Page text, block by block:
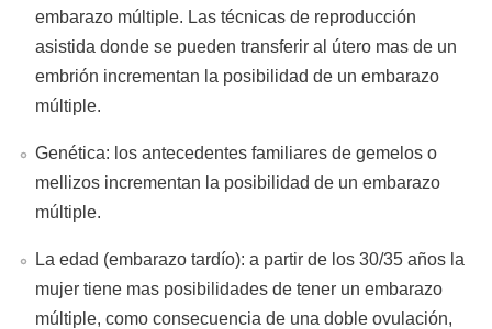
embarazo múltiple. Las técnicas de reproducción
asistida donde se pueden transferir al útero mas de un
embrión incrementan la posibilidad de un embarazo
múltiple.
Genética: los antecedentes familiares de gemelos o
mellizos incrementan la posibilidad de un embarazo
múltiple.
La edad (embarazo tardío): a partir de los 30/35 años la
mujer tiene mas posibilidades de tener un embarazo
múltiple, como consecuencia de una doble ovulación,